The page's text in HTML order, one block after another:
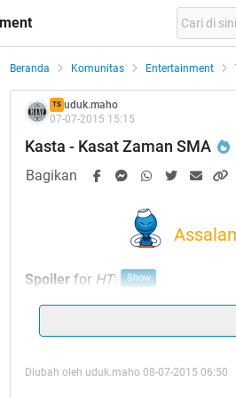
Beranda Komunitas Entertainment
TS uduk.maho
07-07-2015 15:15
Kasta - Kasat Zaman SMA
Bagikan
Spoiler for HT:
Diubah oleh uduk.maho 08-07-2015 06:50